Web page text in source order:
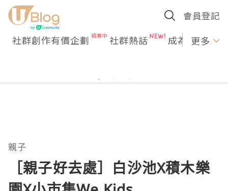
會員登記
社群創作有價企劃 社群熱話 成為U更多
親子
［親子好去處］白沙池X積木樂